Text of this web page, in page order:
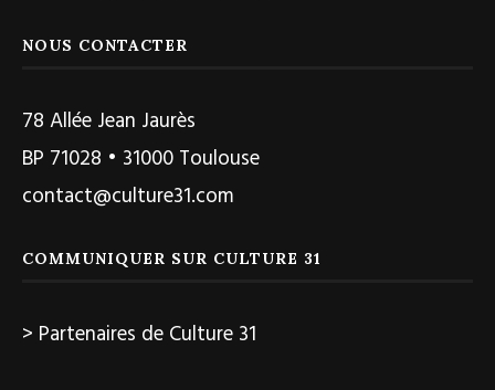
NOUS CONTACTER
78 Allée Jean Jaurès
BP 71028 • 31000 Toulouse
contact@culture31.com
COMMUNIQUER SUR CULTURE 31
> Partenaires de Culture 31